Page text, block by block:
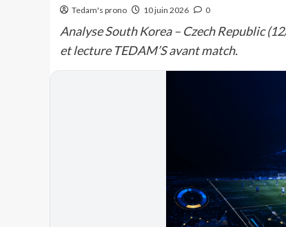
Tedam's prono 10 juin 2026 0
Analyse South Korea – Czech Republic
et lecture TEDAM’S avant match.